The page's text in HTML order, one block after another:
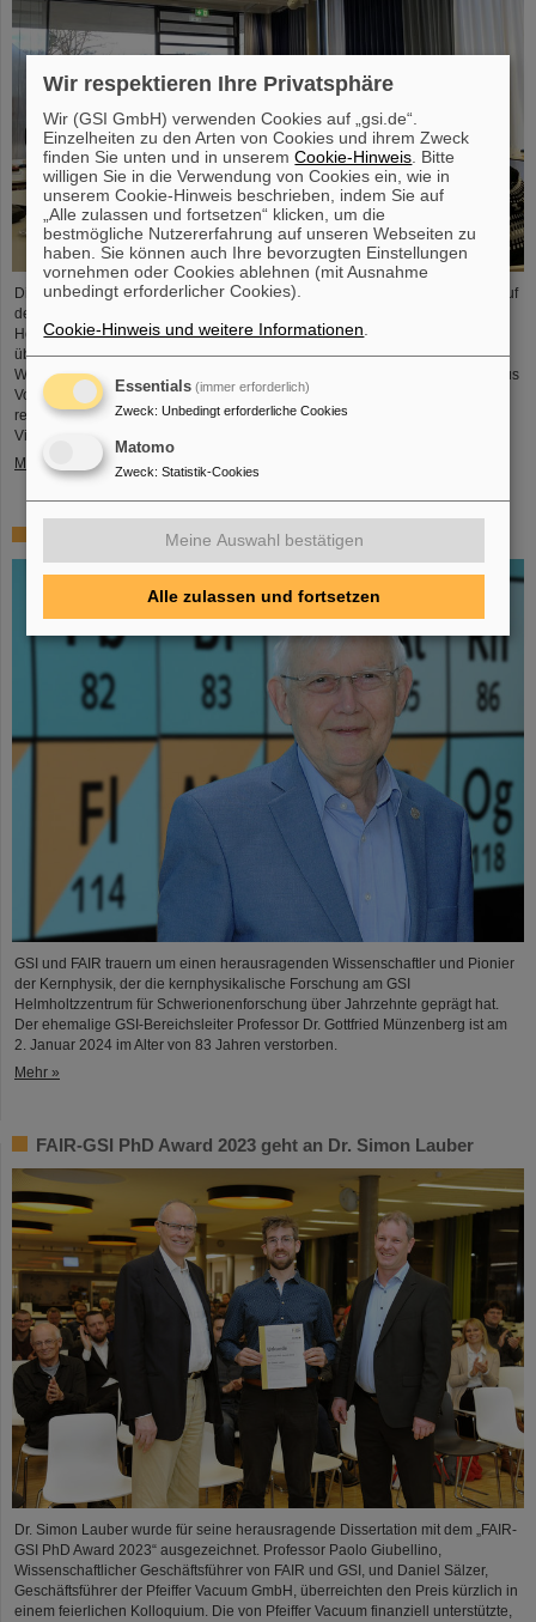
Die HEPTrepreneurs Training School, ein dreitägiger Workshop mit Fokus auf
der Förderung unternehmerischer Fähigkeiten im Bereich der
Hochenergiephysik fand vor Kurzem auf dem GSI/FAIR-Campus statt. Das
übergreifende Thema lautete: „Grundlagen des Unternehmertums – wie die
Wissenschaft die Gesellschaft erreichen kann“. Der Workshop, bestehend aus
Vorträgen und interaktiven Workshop-Formaten, wurde von zwei
renommierten Expert*innen geleitet: Ian Tracey, CEO von Anchored In, und
Viola Hay,…
Mehr »
Trauer um Gottfried Münzenberg
GSI und FAIR trauern um einen herausragenden Wissenschaftler und Pionier
der Kernphysik, der die kernphysikalische Forschung am GSI
Helmholtzzentrum für Schwerionenforschung über Jahrzehnte geprägt hat.
Der ehemalige GSI-Bereichsleiter Professor Dr. Gottfried Münzenberg ist am
2. Januar 2024 im Alter von 83 Jahren verstorben.
Mehr »
FAIR-GSI PhD Award 2023 geht an Dr. Simon Lauber
Dr. Simon Lauber wurde für seine herausragende Dissertation mit dem „FAIR-
GSI PhD Award 2023“ ausgezeichnet. Professor Paolo Giubellino,
Wissenschaftlicher Geschäftsführer von FAIR und GSI, und Daniel Sälzer,
Geschäftsführer der Pfeiffer Vacuum GmbH, überreichten den Preis kürzlich in
einem feierlichen Kolloquium. Die von Pfeiffer Vacuum finanziell unterstützte,
Wir respektieren Ihre Privatsphäre
Wir (GSI GmbH) verwenden Cookies auf „gsi.de“.
Einzelheiten zu den Arten von Cookies und ihrem Zweck
finden Sie unten und in unseremCookie-Hinweis . Bitte
willigen Sie in die Verwendung von Cookies ein, wie in
unserem Cookie-Hinweis beschrieben, indem Sie auf
„Alle zulassen und fortsetzen“ klicken, um die
bestmögliche Nutzererfahrung auf unseren Webseiten zu
haben. Sie können auch Ihre bevorzugten Einstellungen
vornehmen oder Cookies ablehnen (mit Ausnahme
unbedingt erforderlicher Cookies).
Cookie-Hinweis und weitere Informationen
Essentials (immer erforderlich)
Zweck: Unbedingt erforderliche Cookies
Matomo
Zweck: Statistik-Cookies
Meine Auswahl bestätigen
Alle zulassen und fortsetzen